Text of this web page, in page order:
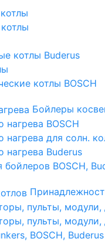
котлы Buderus
котлы BOSCH
Бойлеры
нагрева BOSCH
нагрева для солн.
нагрева Buderus
BOSCH,
пульты, модули,
пульты,
BOSCH, Buderus